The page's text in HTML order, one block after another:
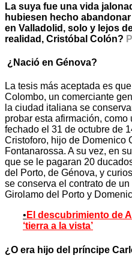
La suya fue una vida
hubiesen hecho
en Valladolid, solo y lejos
realidad, Cristóbal Colón?
¿Nació en Génova?
La tesis más aceptada es
Colombo, un comerciante
la ciudad italiana se
probar esta afirmación, como
fechado el 31 de octubre de
Cristoforo, hijo de Domenico
Fontanarossa. A su vez, en
que se le pagaran 20
del Porto, de Génova, y
se conserva el contrato de
Girolamo del Porto y
• El descubrimiento de
‘tierra a la vista’
¿O era hijo del príncipe